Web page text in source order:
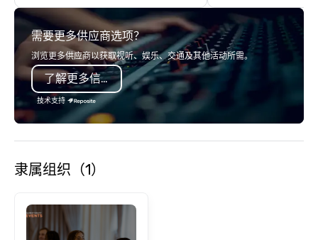
guided inn-to-in walking vacations
from the gateway City of San
Francisco to the California wine
country with a focus on superb hiking,
lodging, food and wine. We also have
a Monterey Bay Trek.
commitment to
service set us apart.
smart, reliable
make the end-user
seamless from start to
需要更多供应商选项？
浏览更多供应商以获取视听、娱乐、交通及其他活动所需。
了解更多信息
技术支持
隶属组织（1）